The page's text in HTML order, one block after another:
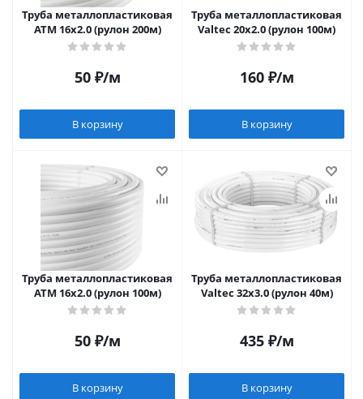
Труба металлопластиковая
ATM 16х2.0 (рулон 200м)
50₽/м
В корзину
Труба металлопластиковая
Valtec 20х2.0 (рулон 100м)
160₽/м
В корзину
Труба металлопластиковая
ATM 16х2.0 (рулон 100м)
50₽/м
В корзину
Труба металлопластиковая
Valtec 32х3.0 (рулон 40м)
435₽/м
В корзину